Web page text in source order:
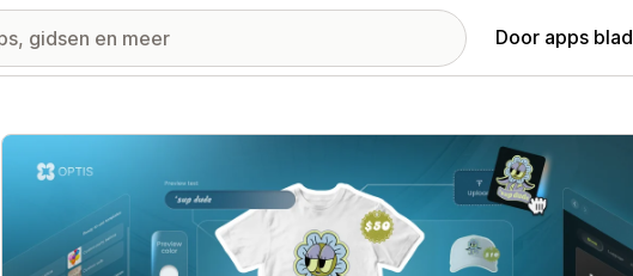
Door apps
Galerij met uitgelichte afbeeldingen